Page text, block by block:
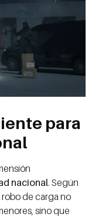
para
nacional. Según
de carga no
sino que